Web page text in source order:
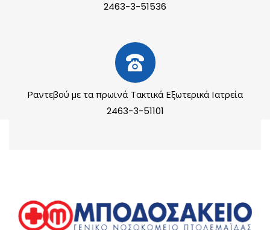
2463-3-51536
Ραντεβού με τα πρωϊνά Τακτικά Εξωτερικά Ιατρεία
2463-3-51101